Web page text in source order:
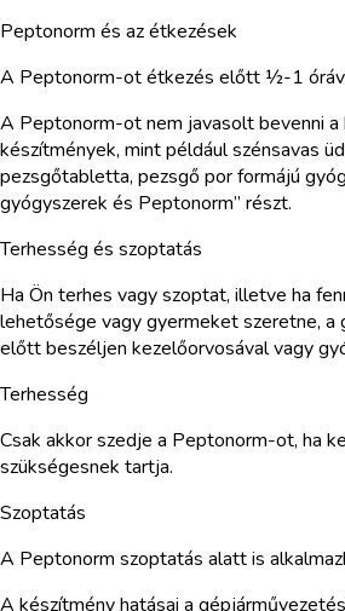
Peptonorm és az étkezések
A Peptonorm-ot étkezés előtt ½-1
A Peptonorm-ot nem javasolt bevenni
készítmények, mint például szénsavas
pezsgőtabletta, pezsgő por formájú
gyógyszerek és Peptonorm” részt.
Terhesség és szoptatás
Ha Ön terhes vagy szoptat, illetve ha
lehetősége vagy gyermeket szeretne, a
előtt beszéljen kezelőorvosával vagy
Terhesség
Csak akkor szedje a Peptonorm-ot, ha
szükségesnek tartja.
Szoptatás
A Peptonorm szoptatás alatt is
A készítmény hatásai a